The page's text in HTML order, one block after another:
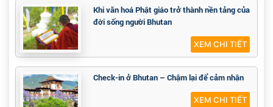
Khi văn hoá Phật giáo trở thành nền tảng của
đời sống người Bhutan
XEM CHI TIẾT
Check-in ở Bhutan – Chậm lại để cảm nhận
XEM CHI TIẾT